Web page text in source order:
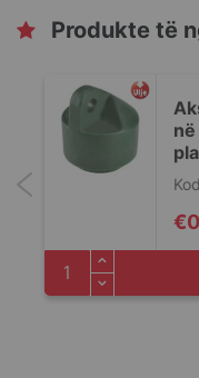
Produkte të